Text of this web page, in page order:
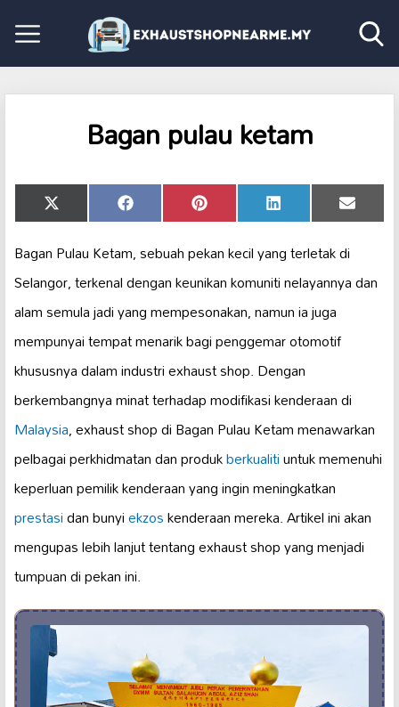
Bagan pulau ketam
Share
on
X
(Twitter)
Share
on
Facebook Share
on
Pinterest Share
on
LinkedIn Share
on
Email
Bagan Pulau Ketam, sebuah pekan kecil yang terletak di
Selangor, terkenal dengan keunikan komuniti nelayannya dan
alam semula jadi yang mempesonakan, namun ia juga
mempunyai tempat menarik bagi penggemar otomotif
khususnya dalam industri exhaust shop. Dengan
berkembangnya minat terhadap modifikasi kenderaan di
Malaysia, exhaust shop di Bagan Pulau Ketam menawarkan
pelbagai perkhidmatan dan produkberkualitiuntuk memenuhi
keperluan pemilik kenderaan yang ingin meningkatkan
prestasidan bunyiekzoskenderaan mereka. Artikel ini akan
mengupas lebih lanjut tentang exhaust shop yang menjadi
tumpuan di pekan ini.